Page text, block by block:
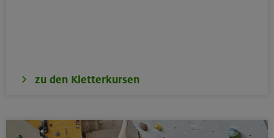
zu den Kletterkursen